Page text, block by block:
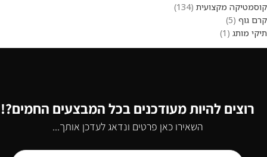
קוסמטיקה מקצועית 134
קרם גוף 5
תיקי מותג
1
רוצים להיות מעודכנים בכל המבצעים החמים?!
השאירו כאן פרטים ונדאג לעדכן אותך...